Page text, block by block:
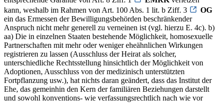
kann, weshalb im Rahmen von Art. 100 Abs. 1 lit. b Ziff. 3
OG
ein das Ermessen der Bewilligungsbehörden beschränkender
Anspruch nicht mehr generell zu verneinen ist (vgl. hierzu E. 4c). b)
aa) Die in einzelnen Staaten bestehende Möglichkeit, homosexuelle
Partnerschaften mit mehr oder weniger eheähnlichen Wirkungen
registrieren zu lassen (Ausschluss der Heirat als solcher,
unterschiedliche Rechtsstellung hinsichtlich der Möglichkeit von
Adoptionen, Ausschluss von der medizinisch unterstützten
Fortpflanzung usw.), hat nichts daran geändert, dass das Institut der
Ehe, das gemeinhin den Kern der familiären Beziehungen darstellt
und sowohl konventions- wie verfassungsrechtlich nach wie vor